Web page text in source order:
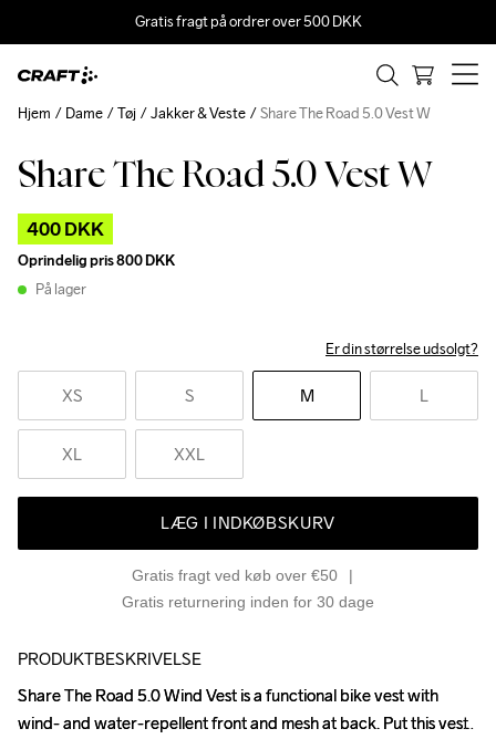
Gratis fragt på ordrer over 500 DKK
Share The Road 5.0 Vest W
400 DKK
Oprindelig pris800 DKK
På lager
Er din størrelse udsolgt?
XS S M L
XL XXL
LÆG I INDKØBSKURV
Gratis fragt ved køb over €50
Gratis returnering inden for 30 dage
Hjem Dame Tøj Jakker & Veste Share The Road 5.0 Vest W
Outlet
PRODUKTBESKRIVELSE
Share The Road 5.0 Wind Vest is a functional bike vest with
wind- and water-repellent front and mesh at back. Put this vest
Share The Road 5.0 Wind Vest is a functional bike vest with
wind- and water-repellent front and mesh at back. Put this vest